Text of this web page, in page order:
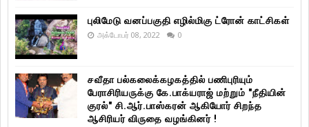
புலிமேடு வனப்பகுதி எழில்மிகு ட்ரோன் காட்சிகள்
அக்டோபர் 08, 2022 0
சவீதா பல்கலைக்கழகத்தில் பணிபுரியும்
பேராசிரியருக்கு கே.பாக்யராஜ் மற்றும் "நீதியின்
குரல்" சி.ஆர்.பாஸ்கரன் ஆகியோர் சிறந்த
ஆசிரியர் விருதை வழங்கினர் !